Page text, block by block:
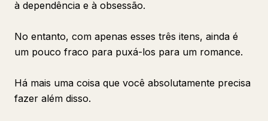
à dependência e à obsessão.
No entanto, com apenas esses três itens, ainda é
um pouco fraco para puxá-los para um romance.
Há mais uma coisa que você absolutamente precisa
fazer além disso.